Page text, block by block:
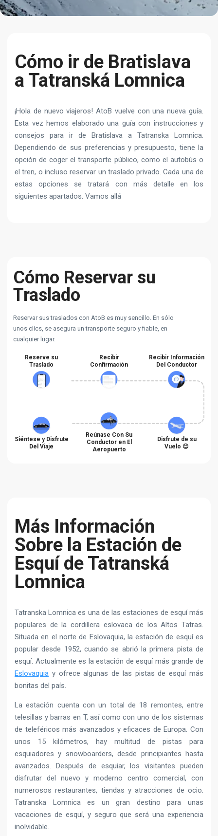
Cómo ir de Bratislava
a Tatranská Lomnica
¡Hola de nuevo viajeros! AtoB vuelve con una nueva guía.
Esta vez hemos elaborado una guía con instrucciones y
consejos para ir de Bratislava a Tatranska Lomnica.
Dependiendo de sus preferencias y presupuesto, tiene la
opción de coger el transporte público, como el autobús o
el tren, o incluso reservar un traslado privado. Cada una de
estas opciones se tratará con más detalle en los
siguientes apartados. Vamos allá
Cómo Reservar su
Traslado
Reservar sus traslados con AtoB es muy sencillo. En sólo
unos clics, se asegura un transporte seguro y fiable, en
cualquier lugar.
Reserve su
Traslado
Recibir
Confirmación
Recibir Información
Del Conductor
Siéntese y Disfrute
Del Viaje
Reúnase Con Su
Conductor en El
Aeropuerto
Disfrute de su
Vuelo 😊
Más Información
Sobre la Estación de
Esquí de Tatranská
Lomnica
Tatranska Lomnica es una de las estaciones de esquí más
populares de la cordillera eslovaca de los Altos Tatras.
Situada en el norte de Eslovaquia, la estación de esquí es
popular desde 1952, cuando se abrió la primera pista de
esquí. Actualmente es la estación de esquí más grande de
Eslovaquia y ofrece algunas de las pistas de esquí más
bonitas del país.
La estación cuenta con un total de 18 remontes, entre
telesillas y barras en T, así como con uno de los sistemas
de teleféricos más avanzados y eficaces de Europa. Con
unos 15 kilómetros, hay multitud de pistas para
esquiadores y snowboarders, desde principiantes hasta
avanzados. Después de esquiar, los visitantes pueden
disfrutar del nuevo y moderno centro comercial, con
numerosos restaurantes, tiendas y atracciones de ocio.
Tatranska Lomnica es un gran destino para unas
vacaciones de esquí, y seguro que será una experiencia
inolvidable.